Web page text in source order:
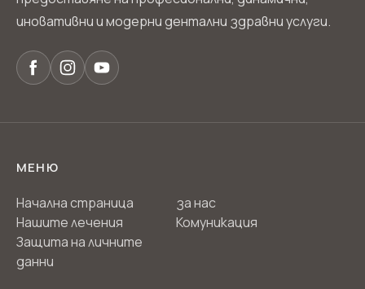
иновативни и модерни дентални здравни услуги.
МЕНЮ
Начална страница
за нас
Нашите лечения
Комуникация
Защита на личните
данни